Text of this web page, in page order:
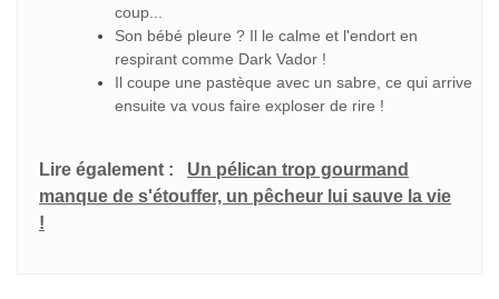
coup...
Son bébé pleure ? Il le calme et l'endort en
respirant comme Dark Vador !
Il coupe une pastèque avec un sabre, ce qui arrive
ensuite va vous faire exploser de rire !
Lire également :
Un pélican trop gourmand
manque de s'étouffer, un pêcheur lui sauve la vie
!